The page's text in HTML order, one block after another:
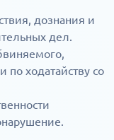
дознания и
дел.
по ходатайству со